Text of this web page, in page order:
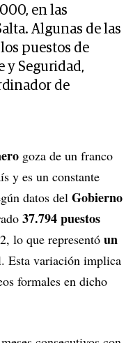
en las
Algunas de las
puestos de
y Seguridad,
de
goza de un franco
y es un constante
datos del Gobierno
37.794 puestos
lo que representó un
Esta variación implica
formales en dicho